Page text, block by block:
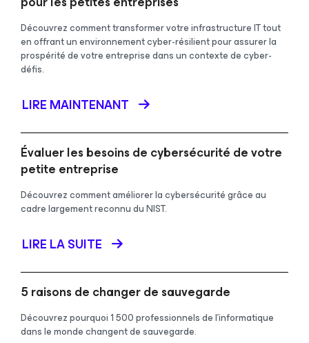
Découvrez comment transformer votre infrastructure IT tout
en offrant un environnement cyber-résilient pour assurer la
prospérité de votre entreprise dans un contexte de cyber-
défis.
LIRE MAINTENANT
Évaluer les besoins de cybersécurité de votre
petite entreprise
Découvrez comment améliorer la cybersécurité grâce au
cadre largement reconnu du NIST.
LIRE LA SUITE
5 raisons de changer de sauvegarde
Découvrez pourquoi 1 500 professionnels de l’informatique
dans le monde changent de sauvegarde.